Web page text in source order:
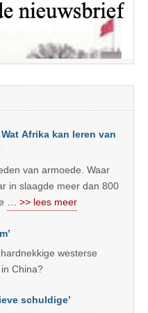
Afrika kan leren van
van armoede. Waar
in slaagde meer dan 800
… >> lees meer
westerse
China?
schuldige’